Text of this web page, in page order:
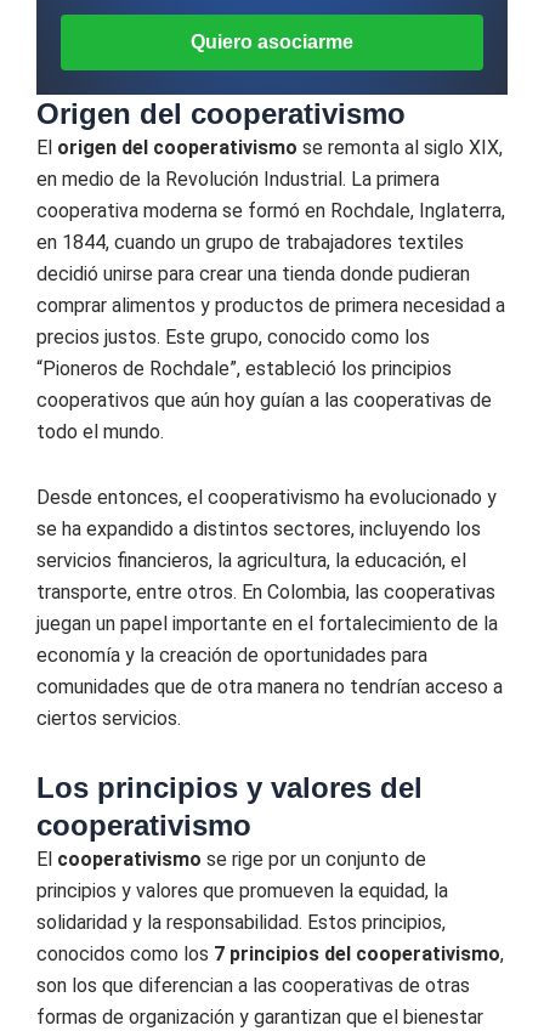
Quiero asociarme
Origen del cooperativismo
El origen del cooperativismo se remonta al siglo XIX,
en medio de la Revolución Industrial. La primera
cooperativa moderna se formó en Rochdale, Inglaterra,
en 1844, cuando un grupo de trabajadores textiles
decidió unirse para crear una tienda donde pudieran
comprar alimentos y productos de primera necesidad a
precios justos. Este grupo, conocido como los
“Pioneros de Rochdale”, estableció los principios
cooperativos que aún hoy guían a las cooperativas de
todo el mundo.
Desde entonces, el cooperativismo ha evolucionado y
se ha expandido a distintos sectores, incluyendo los
servicios financieros, la agricultura, la educación, el
transporte, entre otros. En Colombia, las cooperativas
juegan un papel importante en el fortalecimiento de la
economía y la creación de oportunidades para
comunidades que de otra manera no tendrían acceso a
ciertos servicios.
Los principios y valores del
cooperativismo
El cooperativismo se rige por un conjunto de
principios y valores que promueven la equidad, la
solidaridad y la responsabilidad. Estos principios,
conocidos como los 7 principios del cooperativismo,
son los que diferencian a las cooperativas de otras
formas de organización y garantizan que el bienestar